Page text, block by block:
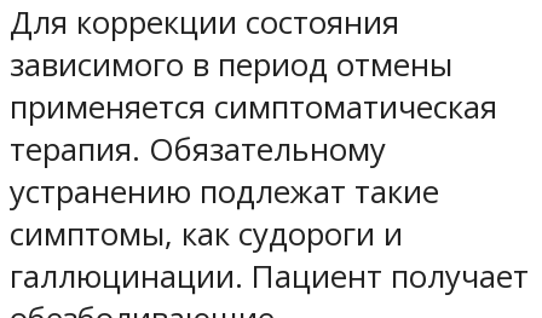
Для коррекции состояния
зависимого в период отмены
применяется симптоматическая
терапия. Обязательному
устранению подлежат такие
симптомы, как судороги и
галлюцинации. Пациент получает